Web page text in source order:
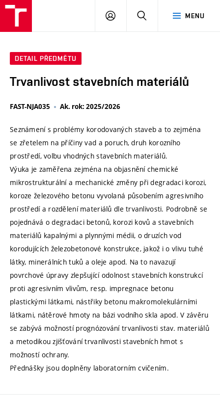
MENU
PŘIHLÁSIT
DETAIL PŘEDMĚTU
Trvanlivost stavebních materiálů
FAST-NJA035 Ak. rok: 2025/2026
Seznámení s problémy korodovaných staveb a to zejména
se zřetelem na příčiny vad a poruch, druh korozního
prostředí, volbu vhodných stavebních materiálů.
Výuka je zaměřena zejména na objasnění chemické
mikrostrukturální a mechanické změny při degradaci korozi,
koroze železového betonu vyvolaná působením agresivního
prostředí a rozdělení materiálů dle trvanlivosti. Podrobně se
pojednává o degradaci betonů, korozi kovů a stavebních
materiálů kapalnými a plynnými médii, o druzích vod
korodujících železobetonové konstrukce, jakož i o vlivu tuhé
látky, minerálních tuků a oleje apod. Na to navazují
povrchové úpravy zlepšující odolnost stavebních konstrukcí
proti agresivním vlivům, resp. impregnace betonu
plastickými látkami, nástřiky betonu makromolekulárními
látkami, nátěrové hmoty na bázi vodního skla apod. V závěru
se zabývá možností prognózování trvanlivosti stav. materiálů
a metodikou zjišťování trvanlivosti stavebních hmot s
možností ochrany.
Přednášky jsou doplněny laboratorním cvičením.